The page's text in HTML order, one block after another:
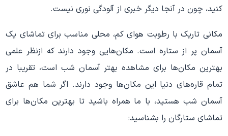
کنید، چون در آنجا دیگر خبری از آلودگی نوری نیست.
مکانی تاریک با رطوبت هوای کم، محلی مناسب برای تماشای یک
آسمان پر از ستاره است. مکان‌هایی وجود دارند که ازنظر علمی
بهترین مکان‌ها برای مشاهده بهتر آسمان شب است، تقریبا در
تمام قاره‌های دنیا این مکان‌ها وجود دارند. اگر شما هم عاشق
آسمان شب هستید، با ما همراه باشید تا بهترین مکان‌ها برای
تماشای ستارگان را بشناسید: